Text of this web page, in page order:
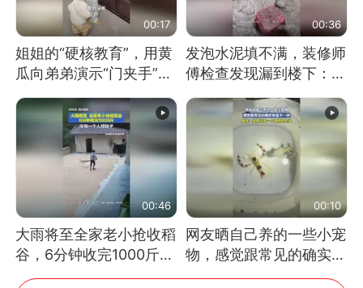
00:17
姐姐的“硬核教育”，用黄
瓜向弟弟演示“门夹手”，
网友：果然言传不如身
教！
00:36
发泡水泥填不满，装修师
傅检查发现漏到楼下：出
风口未延伸到外墙
00:46
大雨将至全家老小抢收稻
谷，6分钟收完1000斤，
没有一个人掉链子
00:10
网友晒自己养的一些小宠
物，感觉跟常见的确实有
些不一样